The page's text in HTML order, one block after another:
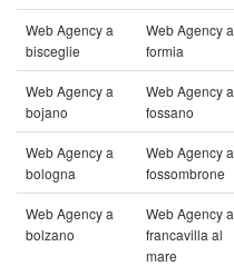
Web Agency a
bisceglie
Web Agency a
formia
Web Agency a
bojano
Web Agency a
fossano
Web Agency a
bologna
Web Agency a
fossombrone
Web Agency a
bolzano
Web Agency a
francavilla al
mare